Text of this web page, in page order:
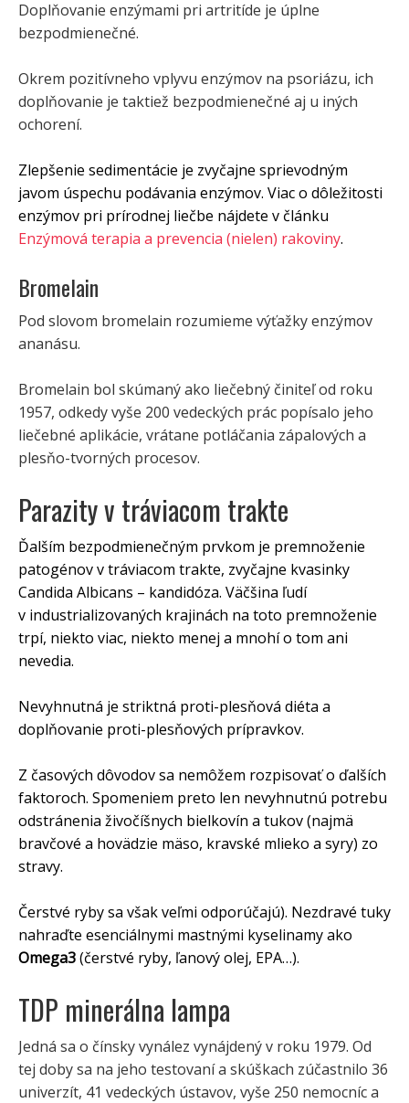
Doplňovanie enzýmami pri artritíde je úplne
bezpodmienečné.
Okrem pozitívneho vplyvu enzýmov na psoriázu, ich
doplňovanie je taktiež bezpodmienečné aj u iných
ochorení.
Zlepšenie sedimentácie je zvyčajne sprievodným
javom úspechu podávania enzýmov. Viac o dôležitosti
enzýmov pri prírodnej liečbe nájdete v článku
Enzýmová terapia a prevencia (nielen) rakoviny.
Bromelain
Pod slovom bromelain rozumieme výťažky enzýmov
ananásu.
Bromelain bol skúmaný ako liečebný činiteľ od roku
1957, odkedy vyše 200 vedeckých prác popísalo jeho
liečebné aplikácie, vrátane potláčania zápalových a
plesňo-tvorných procesov.
Parazity v tráviacom trakte
Ďalším bezpodmienečným prvkom je premnoženie
patogénov v tráviacom trakte, zvyčajne kvasinky
Candida Albicans – kandidóza. Väčšina ľudí
v industrializovaných krajinách na toto premnoženie
trpí, niekto viac, niekto menej a mnohí o tom ani
nevedia.
Nevyhnutná je striktná proti-plesňová diéta a
doplňovanie proti-plesňových prípravkov.
Z časových dôvodov sa nemôžem rozpisovať o ďalších
faktoroch. Spomeniem preto len nevyhnutnú potrebu
odstránenia živočíšnych bielkovín a tukov (najmä
bravčové a hovädzie mäso, kravské mlieko a syry) zo
stravy.
Čerstvé ryby sa však veľmi odporúčajú). Nezdravé tuky
nahraďte esenciálnymi mastnými kyselinamy ako
Omega3(čerstvé ryby, ľanový olej, EPA…).
TDP minerálna lampa
Jedná sa o čínsky vynález vynájdený v roku 1979. Od
tej doby sa na jeho testovaní a skúškach zúčastnilo 36
univerzít, 41 vedeckých ústavov, vyše 250 nemocníc a